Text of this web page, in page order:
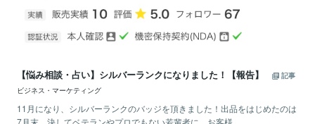
【悩み相談・占い】シルバーランクになりました！【報告】
記事
ビジネス・マーケティング
11月になり、シルバーランクのバッジを頂きました！出品をはじめたのは
7月末。決してベテランやプロでもない若輩者に、お客様...